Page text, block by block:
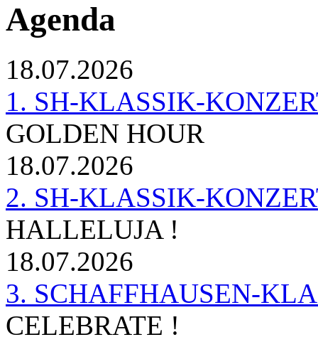
Agenda
18.07.2026
1. SH-KLASSIK-
GOLDEN HOUR
18.07.2026
2. SH-KLASSIK-
HALLELUJA !
18.07.2026
3. SCHAFFHAUSEN-
CELEBRATE !